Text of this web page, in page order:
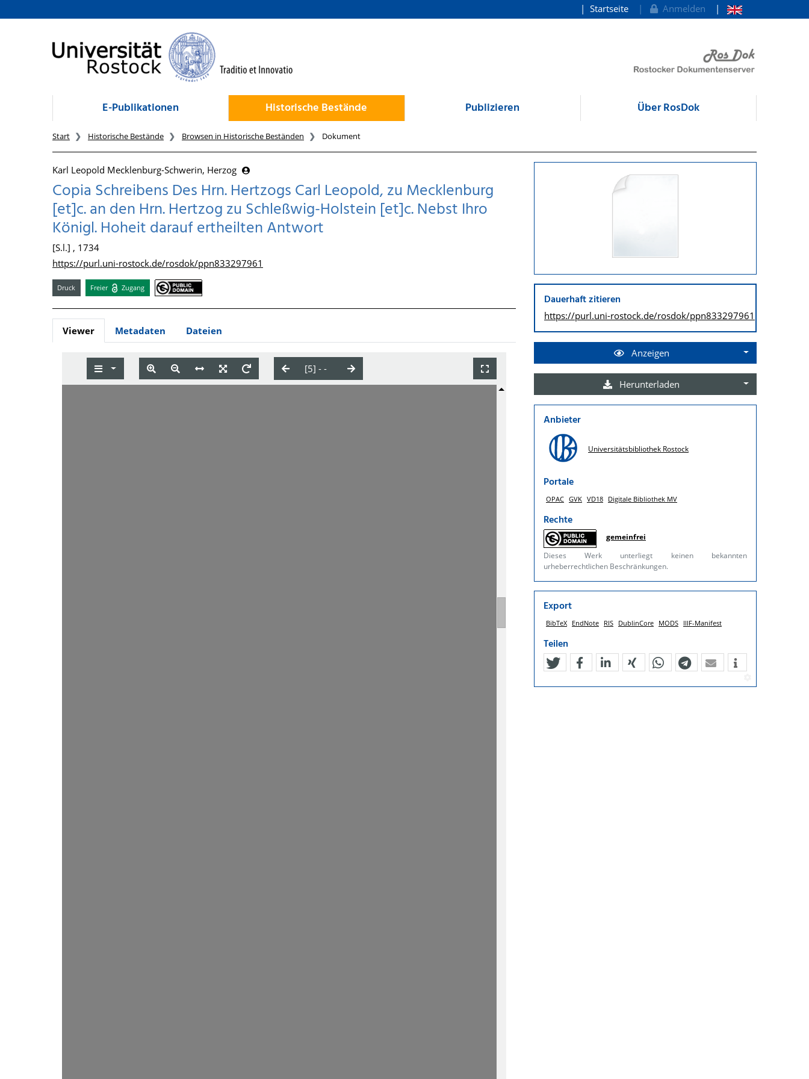
zum Inhalt
Startseite Anmelden
E-Publikationen Historische Bestände Publizieren Über RosDok
Start Historische Bestände Browsen in Historische Beständen Dokument
Karl Leopold Mecklenburg-Schwerin, Herzog
Copia Schreibens Des Hrn. Hertzogs Carl Leopold, zu Mecklenburg
[et]c. an den Hrn. Hertzog zu Schleßwig-Holstein [et]c. Nebst Ihro
Königl. Hoheit darauf ertheilten Antwort
[S.l.] , 1734
https://purl.uni-rostock.de/rosdok/ppn833297961
Druck Freier Zugang
Viewer Metadaten Dateien
Dauerhaft zitieren
https://purl.uni-rostock.de/rosdok/ppn833297961
Anzeigen
Herunterladen
Anbieter
Universitätsbibliothek Rostock
Portale
OPAC GVK VD18 Digitale Bibliothek MV
Rechte
gemeinfrei
Dieses Werk unterliegt keinen bekannten
urheberrechtlichen Beschränkungen.
Export
BibTeX EndNote RIS DublinCore MODS IIIF-Manifest
Teilen